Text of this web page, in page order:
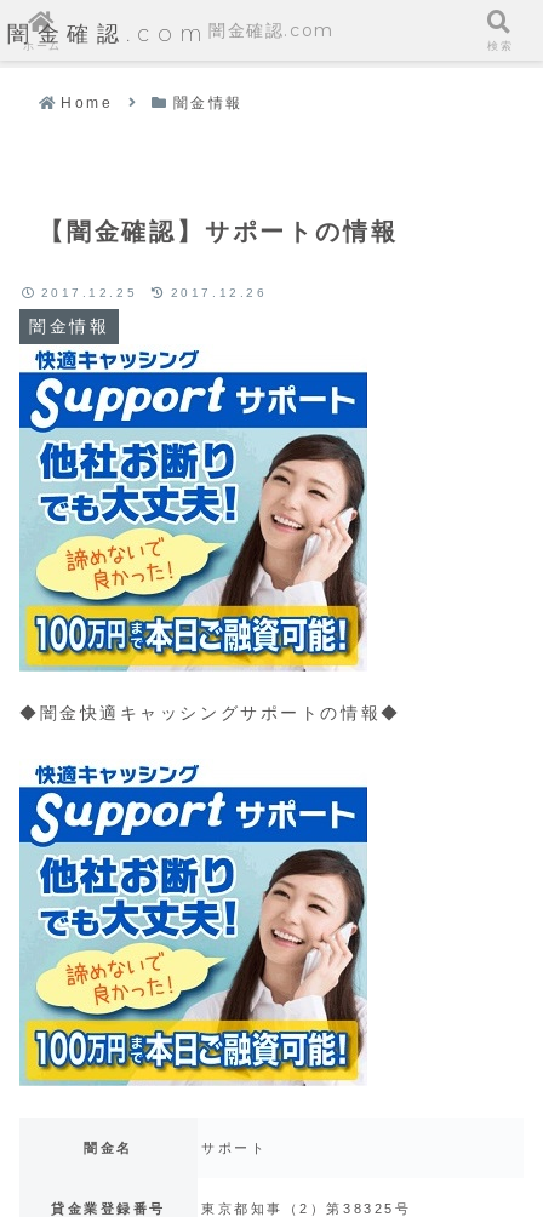
闇金確認.com
Home 闇金情報
【闇金確認】サポートの情報
闇金情報
2017.12.25 2017.12.26
◆闇金快適キャッシングサポートの情報◆
闇金名 サポート
貸金業登録番号 東京都知事（2）第38325号
ホーム
闇金確認.com
検索